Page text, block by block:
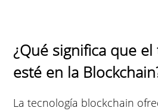
¿Qué significa que
esté en la
La tecnología blockchain